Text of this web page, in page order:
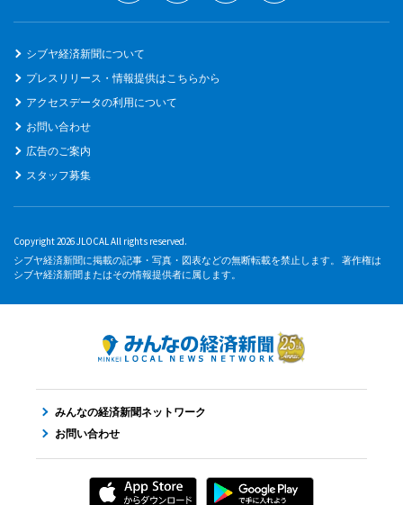
シブヤ経済新聞について
プレスリリース・情報提供はこちらから
アクセスデータの利用について
お問い合わせ
広告のご案内
スタッフ募集
Copyright 2026 JLOCAL All rights reserved.
シブヤ経済新聞に掲載の記事・写真・図表などの無断転載を禁止します。 著作権は
シブヤ経済新聞またはその情報提供者に属します。
みんなの経済新聞ネットワーク
お問い合わせ